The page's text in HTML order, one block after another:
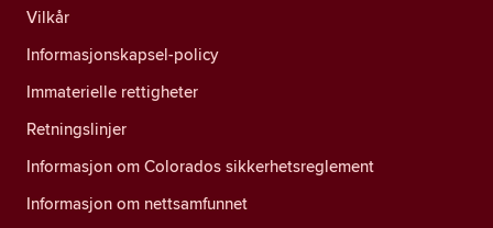
Vilkår
Informasjonskapsel-policy
Immaterielle rettigheter
Retningslinjer
Informasjon om Colorados sikkerhetsreglement
Informasjon om nettsamfunnet